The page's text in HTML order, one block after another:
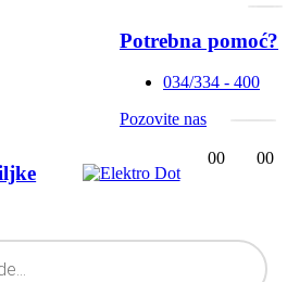
Potrebna pomoć?
034/334 - 400
Pozovite nas
00 00